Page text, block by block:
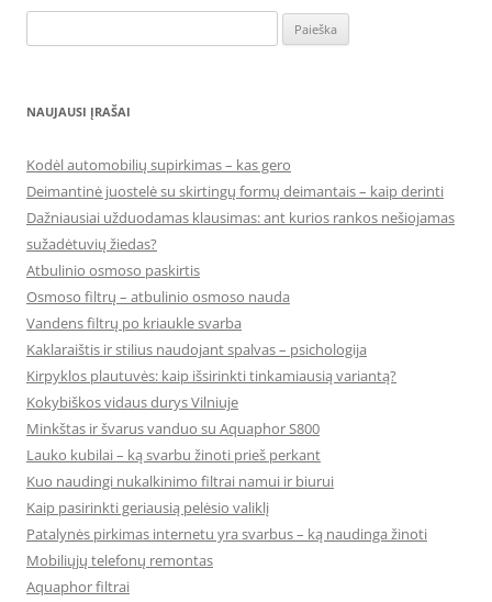
NAUJAUSI ĮRAŠAI
Kodėl automobilių supirkimas – kas gero
Deimantinė juostelė su skirtingų formų deimantais – kaip derinti
Dažniausiai užduodamas klausimas: ant kurios rankos nešiojamas
sužadėtuvių žiedas?
Atbulinio osmoso paskirtis
Osmoso filtrų – atbulinio osmoso nauda
Vandens filtrų po kriaukle svarba
Kaklaraištis ir stilius naudojant spalvas – psichologija
Kirpyklos plautuvės: kaip išsirinkti tinkamiausią variantą?
Kokybiškos vidaus durys Vilniuje
Minkštas ir švarus vanduo su Aquaphor S800
Lauko kubilai – ką svarbu žinoti prieš perkant
Kuo naudingi nukalkinimo filtrai namui ir biurui
Kaip pasirinkti geriausią pelėsio valiklį
Patalynės pirkimas internetu yra svarbus – ką naudinga žinoti
Mobiliųjų telefonų remontas
Aquaphor filtrai